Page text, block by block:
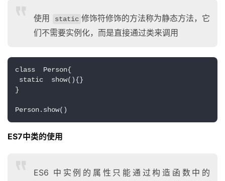
使用 static 修饰符修饰的方法称为静态方法，它
们不需要实例化，而是直接通过类来调用
class  Person{
static  show(){}
}
Person.show()
ES7中类的使用
ES6 中实例的属性只能通过构造函数中的